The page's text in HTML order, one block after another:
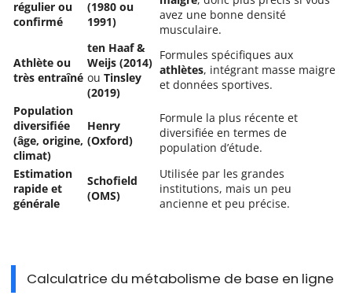
régulier ou
confirmé
(1980 ou
1991)
avez une bonne densité
musculaire.
Athlète ou
très entraîné
ten Haaf &
Weijs (2014)
ou Tinsley
(2019)
Formules spécifiques aux
athlètes, intégrant masse maigre
et données sportives.
Population
diversifiée
(âge, origine,
climat)
Henry
(Oxford)
Formule la plus récente et
diversifiée en termes de
population d’étude.
Estimation
rapide et
générale
Schofield
(OMS)
Utilisée par les grandes
institutions, mais un peu
ancienne et peu précise.
Calculatrice du métabolisme de base en ligne